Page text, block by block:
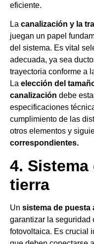
eficiente.
La canalización y la
juegan un papel
del sistema. Es vital
adecuada, ya sea
trayectoria conforme a
La elección del
canalización debe
especificaciones
cumplimiento de las
otros elementos y
correspondientes.
4.
tierra
Un sistema de puesta
garantizar la seguridad
fotovoltaica. Es crucial